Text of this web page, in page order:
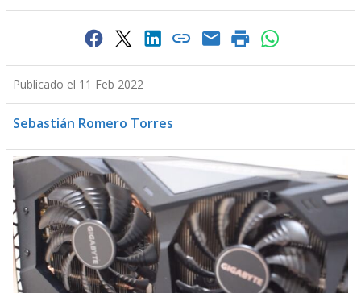
Publicado el 11 Feb 2022
Sebastián Romero Torres